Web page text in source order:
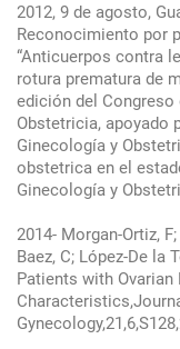
2012, 9 de agosto,
Reconocimiento por
“Anticuerpos contra
rotura prematura de
edición del
Obstetricia, apoyado
Ginecología y
obstetrica en el
Ginecología y
2014- Morgan-Ortiz,
Baez, C; López-De la
Patients with